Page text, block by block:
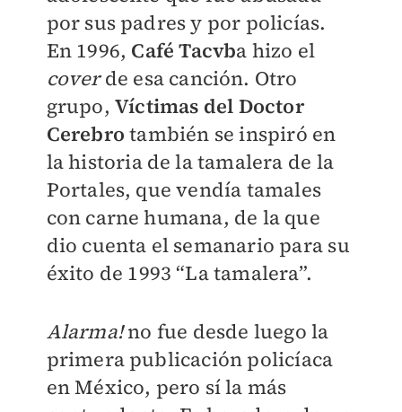
por sus padres y por policías.
En 1996, Café Tacvba hizo el
coverde esa canción. Otro
grupo, Víctimas del Doctor
Cerebro también se inspiró en
la historia de la tamalera de la
Portales, que vendía tamales
con carne humana, de la que
dio cuenta el semanario para su
éxito de 1993 “La tamalera”.
Alarma!no fue desde luego la
primera publicación policíaca
en México, pero sí la más